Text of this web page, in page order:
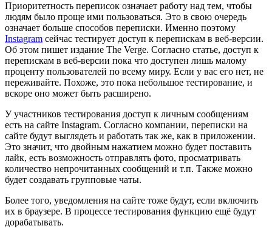
Приоритетность переписок означает работу над тем, чтобы
людям было проще ими пользоваться. Это в свою очередь
означает больше способов переписки. Именно поэтому
Instagram сейчас тестирует доступ к перепискам в веб-версии.
Об этом пишет издание The Verge. Согласно статье, доступ к
перепискам в веб-версии пока что доступен лишь малому
проценту пользователей по всему миру. Если у вас его нет, не
переживайте. Похоже, это пока небольшое тестирование, и
вскоре оно может быть расширено.
У участников тестирования доступ к личным сообщениям
есть на сайте Instagram. Согласно компании, переписки на
сайте будут выглядеть и работать так же, как в приложении.
Это значит, что двойным нажатием можно будет поставить
лайк, есть возможность отправлять фото, просматривать
количество непрочитанных сообщений и т.п. Также можно
будет создавать групповые чаты.
Более того, уведомления на сайте тоже будут, если включить
их в браузере. В процессе тестирования функцию ещё будут
дорабатывать.